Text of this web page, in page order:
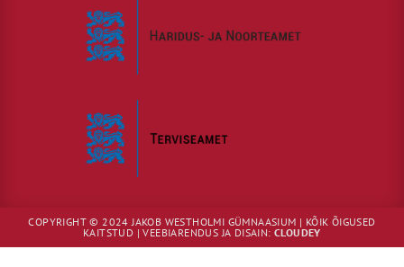
COPYRIGHT © 2024 JAKOB WESTHOLMI GÜMNAASIUM | KÕIK ÕIGUSED
KAITSTUD | VEEBIARENDUS JA DISAIN:CLOUDEY